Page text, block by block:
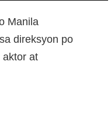
Manila
direksyon po
aktor at